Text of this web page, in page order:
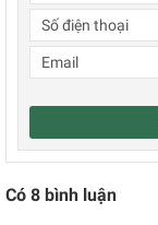
Có 8 bình luận